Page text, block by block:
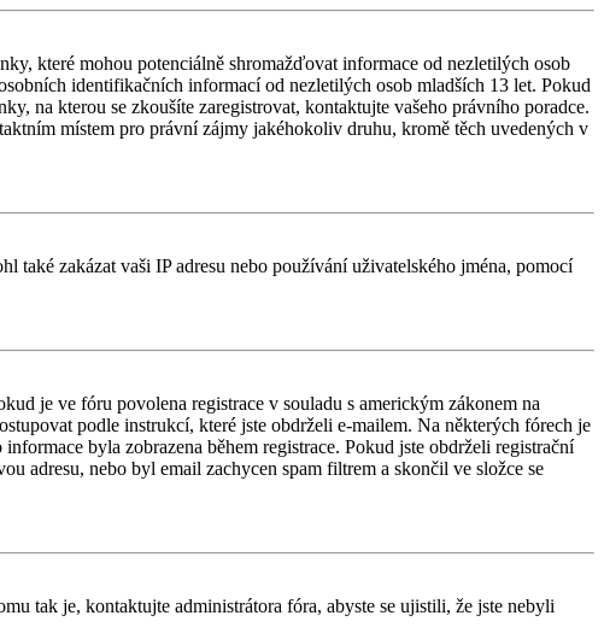
které mohou potenciálně shromažďovat informace od nezletilých osob
identifikačních informací od nezletilých osob mladších 13 let. Pokud
na kterou se zkoušíte zaregistrovat, kontaktujte vašeho právního poradce.
místem pro právní zájmy jakéhokoliv druhu, kromě těch uvedených v
také zakázat vaši IP adresu nebo používání uživatelského jména, pomocí
je ve fóru povolena registrace v souladu s americkým zákonem na
podle instrukcí, které jste obdrželi e-mailem. Na některých fórech je
byla zobrazena během registrace. Pokud jste obdrželi registrační
adresu, nebo byl email zachycen spam filtrem a skončil ve složce se
tak je, kontaktujte administrátora fóra, abyste se ujistili, že jste nebyli